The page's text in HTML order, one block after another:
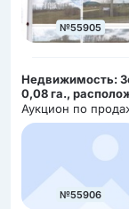
№55905
Недвижимость:
0,08 га.,
Акмолинской
Аукцион по
№55906